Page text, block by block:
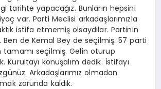
tarihte yapacağız. Bunların hepsini
var. Parti Meclisi arkadaşlarımızla
istifa etmemiş olsaydılar. Partinin
Ben de Kemal Bey de seçilmiş. 57 parti
tamamı seçilmiş. Gelin oturup
Kurultayı konuşalım dedik. İstifayı
Arkadaşlarımız olmadan
zorunda kaldık.